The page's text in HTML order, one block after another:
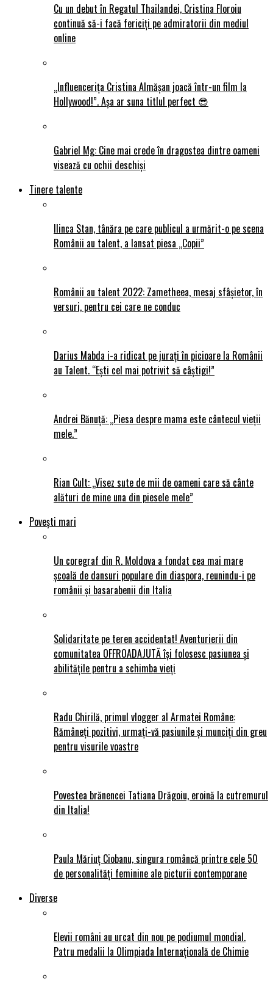
Cu un debut în Regatul Thailandei, Cristina Floroiu
continuă să-i facă fericiți pe admiratorii din mediul
online
„Influencerița Cristina Almășan joacă într-un film la
Hollywood!”. Așa ar suna titlul perfect 😎
Gabriel Mg: Cine mai crede în dragostea dintre oameni
visează cu ochii deschiși
Tinere talente
Ilinca Stan, tânăra pe care publicul a urmărit-o pe scena
Românii au talent, a lansat piesa „Copii”
Românii au talent 2022: Zametheea, mesaj sfâșietor, în
versuri, pentru cei care ne conduc
Darius Mabda i-a ridicat pe jurați în picioare la Românii
au Talent. “Ești cel mai potrivit să câștigi!”
Andrei Bănuță: „Piesa despre mama este cântecul vieții
mele.”
Rian Cult: „Visez sute de mii de oameni care să cânte
alături de mine una din piesele mele”
Povești mari
Un coregraf din R. Moldova a fondat cea mai mare
școală de dansuri populare din diaspora, reunindu-i pe
românii și basarabenii din Italia
Solidaritate pe teren accidentat! Aventurierii din
comunitatea OFFROADAJUTĂ își folosesc pasiunea și
abilitățile pentru a schimba vieți
Radu Chirilă, primul vlogger al Armatei Române:
Rămâneți pozitivi, urmați-vă pasiunile și munciți din greu
pentru visurile voastre
Povestea brănencei Tatiana Drăgoiu, eroină la cutremurul
din Italia!
Paula Măriuț Ciobanu, singura româncă printre cele 50
de personalități feminine ale picturii contemporane
Diverse
Elevii români au urcat din nou pe podiumul mondial.
Patru medalii la Olimpiada Internațională de Chimie